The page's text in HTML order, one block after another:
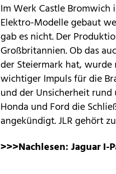
Im Werk Castle Bromwich
Elektro-Modelle gebaut
gab es nicht. Der
Großbritannien. Ob das
der Steiermark hat,
wichtiger Impuls für die
und der Unsicherheit
Honda und Ford die
angekündigt. JLR gehört
>>>Nachlesen:Jaguar I-